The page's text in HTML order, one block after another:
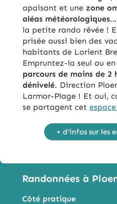
apaisant et une zone
aléas météorologiques…
la petite rando rêvée !
prisée aussi bien des
habitants de Lorient
Empruntez-la seul ou
parcours de moins de 2
dénivelé. Direction
Larmor-Plage ! Et oui,
se partagent cet
+ d'infos sur les
Randonnées à
Côté pratique